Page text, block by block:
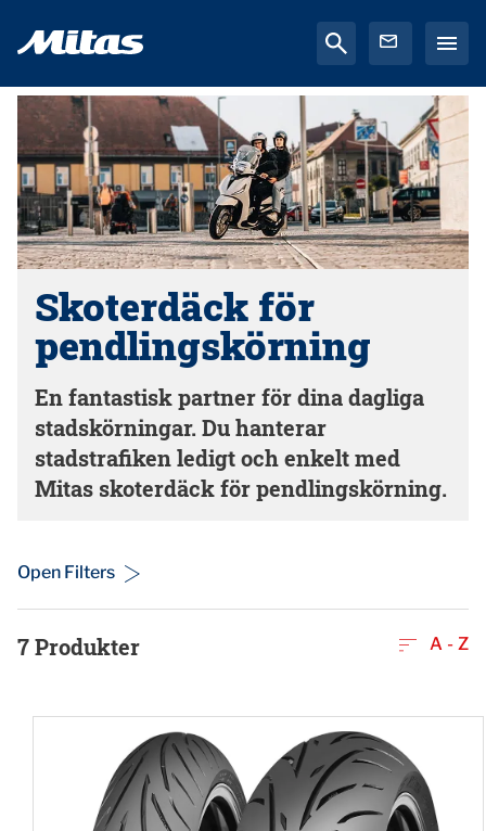
Skoterdäck för
pendlingskörning
En fantastisk partner för dina dagliga
stadskörningar. Du hanterar
stadstrafiken ledigt och enkelt med
Mitas skoterdäck för pendlingskörning.
Open Filters
7Produkter A - Z